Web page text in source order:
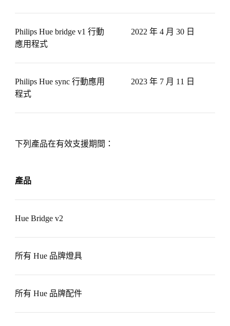
Philips Hue bridge v1 行動
應用程式
2022 年 4 月 30 日
Philips Hue sync 行動應用
程式
2023 年 7 月 11 日
下列產品在有效支援期間：
產品
Hue Bridge v2
所有 Hue 品牌燈具
所有 Hue 品牌配件